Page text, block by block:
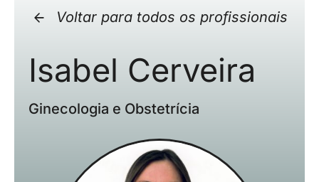
Voltar para todos os profissionais
Isabel Cerveira
Ginecologia e Obstetrícia